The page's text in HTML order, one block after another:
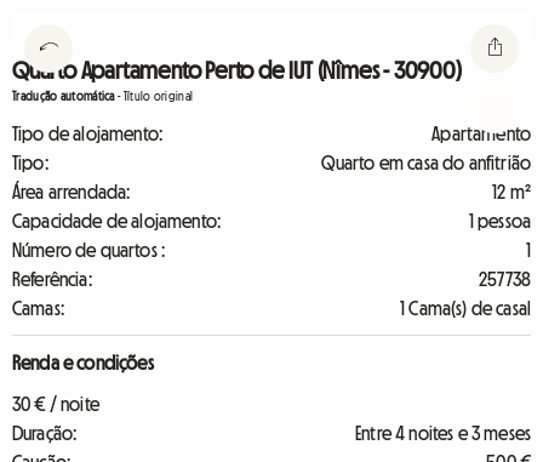
Quarto Apartamento Perto de IUT (Nîmes - 30900)
Tradução automática-Título original
Tipo de alojamento:
Apartamento
Tipo:
Quarto em casa do anfitrião
Área arrendada:
12 m²
Capacidade de alojamento:
1 pessoa
Número de quartos :
1
Referência:
257738
Camas:
1 Cama(s) de casal
Renda e condições
30 € / noite
Duração:
Entre 4 noites e 3 meses